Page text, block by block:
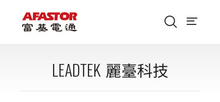
LEADTEK 麗臺科技